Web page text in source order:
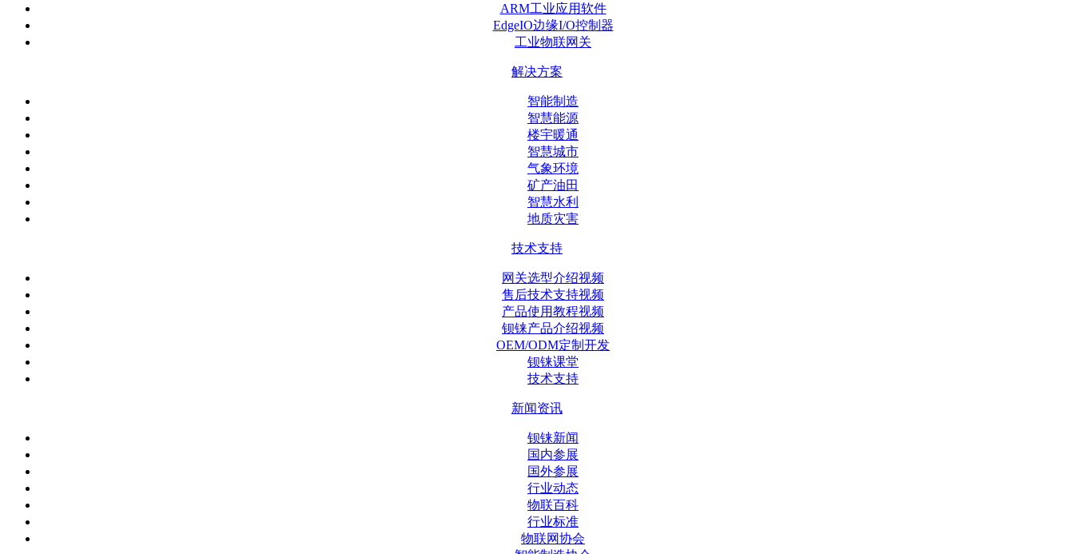
ARM工业应用软件
EdgeIO边缘I/O控制器
工业物联网关
解决方案
智能制造
智慧能源
楼宇暖通
智慧城市
气象环境
矿产油田
智慧水利
地质灾害
技术支持
网关选型介绍视频
售后技术支持视频
产品使用教程视频
钡铼产品介绍视频
OEM/ODM定制开发
钡铼课堂
技术支持
新闻资讯
钡铼新闻
国内参展
国外参展
行业动态
物联百科
行业标准
物联网协会